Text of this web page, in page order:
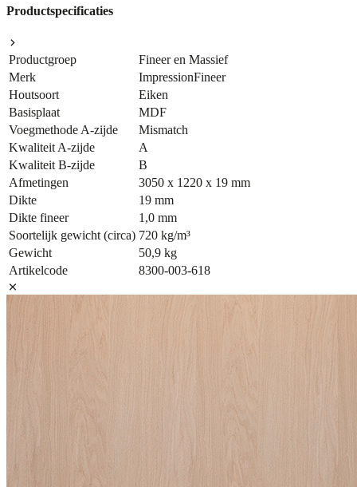
Productspecificaties
Productgroep
Fineer en Massief
Merk
ImpressionFineer
Houtsoort
Eiken
Basisplaat
MDF
Voegmethode A-zijde
Mismatch
Kwaliteit A-zijde
A
Kwaliteit B-zijde
B
Afmetingen
3050 x 1220 x 19 mm
Dikte
19 mm
Dikte fineer
1,0 mm
Soortelijk gewicht (circa) 720 kg/m³
Gewicht
50,9 kg
Artikelcode
8300-003-618